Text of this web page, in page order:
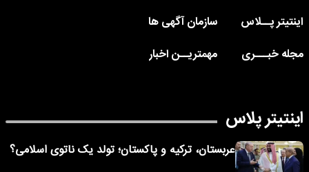
اینتیتر پــلاس
سازمان آگهی ها
مجله خبـــری
مهمتریــن اخبار
اینتیتر پلاس
عربستان، ترکیه و پاکستان؛ تولد یک ناتوی اسلامی؟